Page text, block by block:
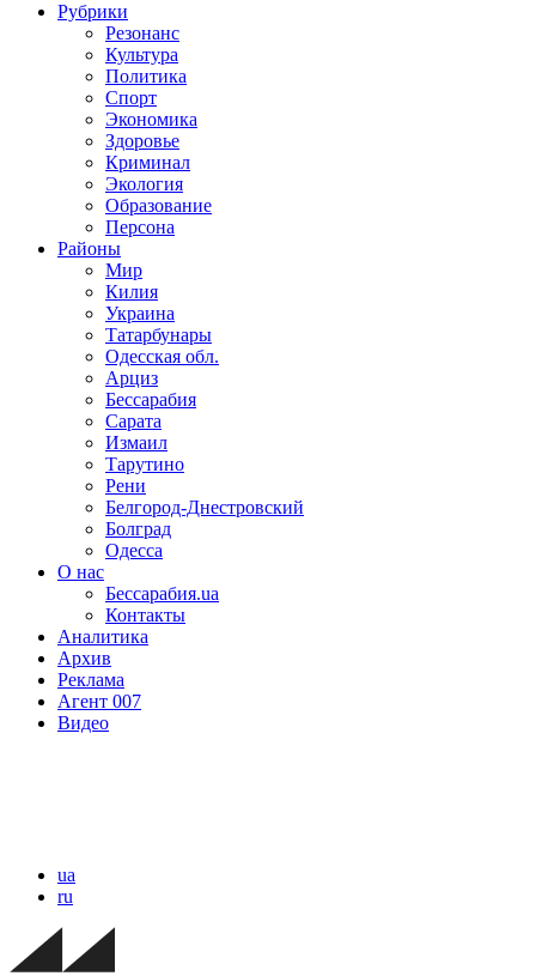
Рубрики
Резонанс
Культура
Политика
Спорт
Экономика
Здоровье
Криминал
Экология
Образование
Персона
Районы
Мир
Килия
Украина
Татарбунары
Одесская обл.
Арциз
Бессарабия
Сарата
Измаил
Тарутино
Рени
Белгород-Днестровский
Болград
Одесса
О нас
Бессарабия.ua
Контакты
Аналитика
Архив
Реклама
Агент 007
Видео
ua
ru